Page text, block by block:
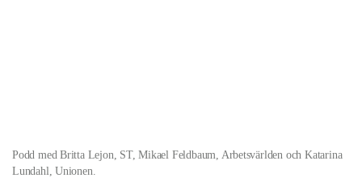
Podd med Britta Lejon, ST, Mikael Feldbaum, Arbetsvärlden och Katarina
Lundahl, Unionen.